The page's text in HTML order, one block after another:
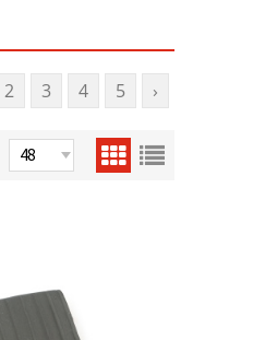
2 3 4 5 ›